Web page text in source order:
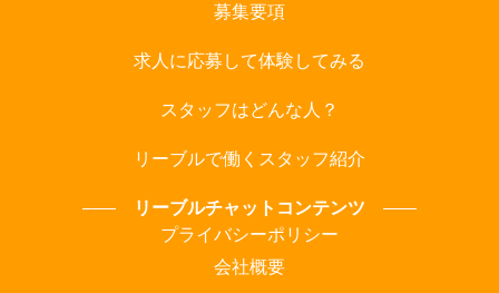
募集要項
求人に応募して体験してみる
スタッフはどんな人？
リーブルで働くスタッフ紹介
リーブルチャットコンテンツ
プライバシーポリシー
会社概要